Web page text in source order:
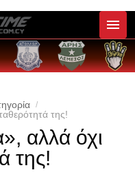
της!
αλλά όχι
της!